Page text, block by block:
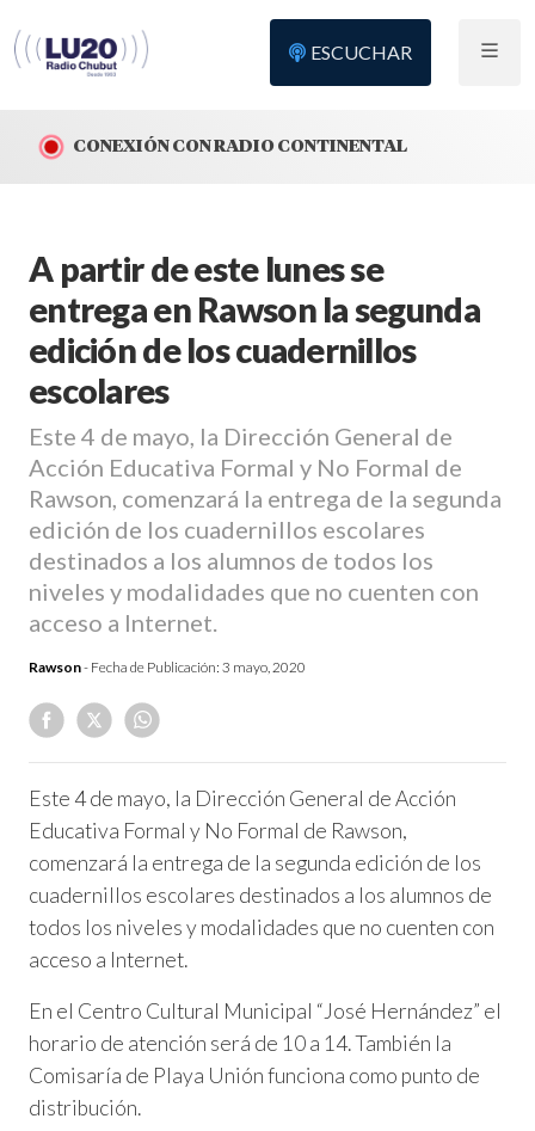
ESCUCHAR
CONEXIÓN CON RADIO CONTINENTAL
A partir de este lunes se
entrega en Rawson la segunda
edición de los cuadernillos
escolares
Este 4 de mayo, la Dirección General de
Acción Educativa Formal y No Formal de
Rawson, comenzará la entrega de la segunda
edición de los cuadernillos escolares
destinados a los alumnos de todos los
niveles y modalidades que no cuenten con
acceso a Internet.
Rawson- Fecha de Publicación: 3 mayo, 2020
Este 4 de mayo, la Dirección General de Acción
Educativa Formal y No Formal de Rawson,
comenzará la entrega de la segunda edición de los
cuadernillos escolares destinados a los alumnos de
todos los niveles y modalidades que no cuenten con
acceso a Internet.
En el Centro Cultural Municipal “José Hernández” el
horario de atención será de 10 a 14. También la
Comisaría de Playa Unión funciona como punto de
distribución.